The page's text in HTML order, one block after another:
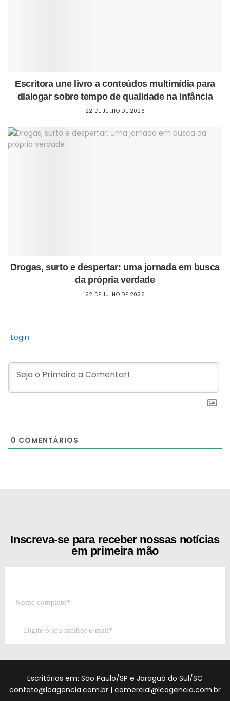
Escritora une livro a conteúdos multimídia para
dialogar sobre tempo de qualidade na infância
22 DE JULHO DE 2026
Drogas, surto e despertar: uma jornada em busca
da própria verdade
22 DE JULHO DE 2026
Login
0 COMENTÁRIOS
Inscreva-se para receber nossas notícias
em primeira mão
Escritórios em: São Paulo/SP e Jaraguá do Sul/SC
contato@lcagencia.com.br | comercial@lcagencia.com.br